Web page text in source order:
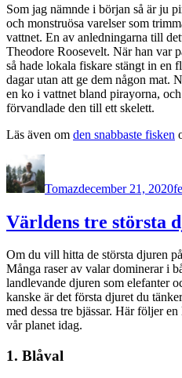
Som jag nämnde i början så är ju
och monstruösa varelser som
vattnet. En av anledningarna till
Theodore Roosevelt. När han var
så hade lokala fiskare stängt in en
dagar utan att ge dem någon mat.
en ko i vattnet bland pirayorna,
förvandlade den till ett skelett.
Läs även om den snabbaste fisken
Författare
Tomazdecember 21, 2020
Världens tre största
Om du vill hitta de största djuren
Många raser av valar dominerar i
landlevande djuren som elefanter
kanske är det första djuret du
med dessa tre bjässar. Här följer
vår planet idag.
1. Blåval